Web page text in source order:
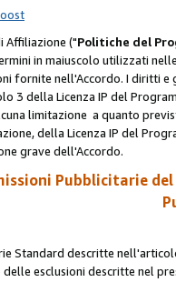
Affiliazione ("Politiche del
in maiuscolo utilizzati
fornite nell'Accordo. I diritti
3 della Licenza IP del
limitazione a quanto
della Licenza IP del
grave dell'Accordo.
Pubblicitarie
Standard descritte
esclusioni descritte nel